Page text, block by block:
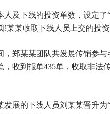
及下线的投资单数，设定了
某某收取下线人员上交的投
，郑某某团队共发展传销参
，收到报单435单，收取非法
发展的下线人员刘某某晋升